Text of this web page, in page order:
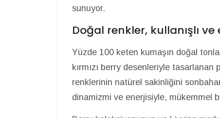
sunuyor.
Doğal renkler, kullanışlı
Yüzde 100 keten kumaşın doğal
kırmızı berry desenleriyle
renklerinin natürel sakinliğini
dinamizmi ve enerjisiyle, mükemmel